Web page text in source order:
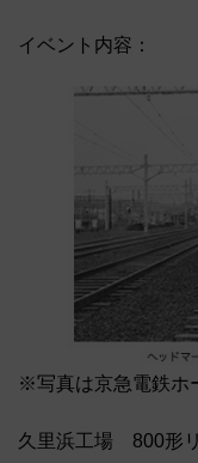
イベント内容：
※写真は京急電鉄ホ
久里浜工場 800形